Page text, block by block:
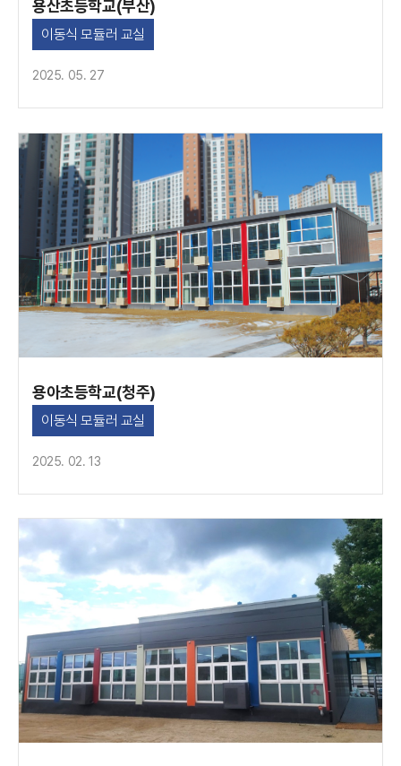
용산초등학교(부산)
이동식 모듈러 교실
2025. 05. 27
용아초등학교(청주)
이동식 모듈러 교실
2025. 02. 13